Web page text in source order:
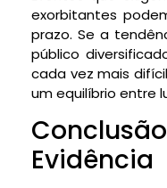
exorbitantes
prazo. Se a
público
cada vez mais
um equilíbrio entre
Evidência